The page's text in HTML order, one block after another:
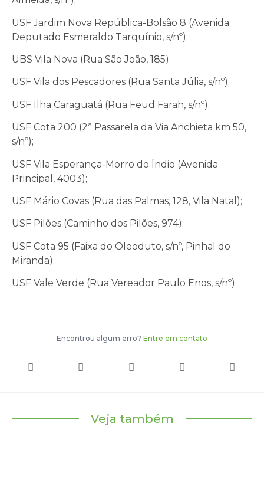
USF Jardim Nova República-Bolsão 8 (Avenida
Deputado Esmeraldo Tarquínio, s/nº);
UBS Vila Nova (Rua São João, 185);
USF Vila dos Pescadores (Rua Santa Júlia, s/nº);
USF Ilha Caraguatá (Rua Feud Farah, s/nº);
USF Cota 200 (2ª Passarela da Via Anchieta km 50,
s/nº);
USF Vila Esperança-Morro do Índio (Avenida
Principal, 4003);
USF Mário Covas (Rua das Palmas, 128, Vila Natal);
USF Pilões (Caminho dos Pilões, 974);
USF Cota 95 (Faixa do Oleoduto, s/nº, Pinhal do
Miranda);
USF Vale Verde (Rua Vereador Paulo Enos, s/nº).
Encontrou algum erro? Entre em contato
Veja também